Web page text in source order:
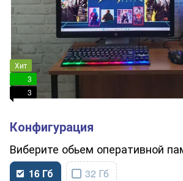
Хит
3
3
обьем оперативной
16 Гб 32 Гб